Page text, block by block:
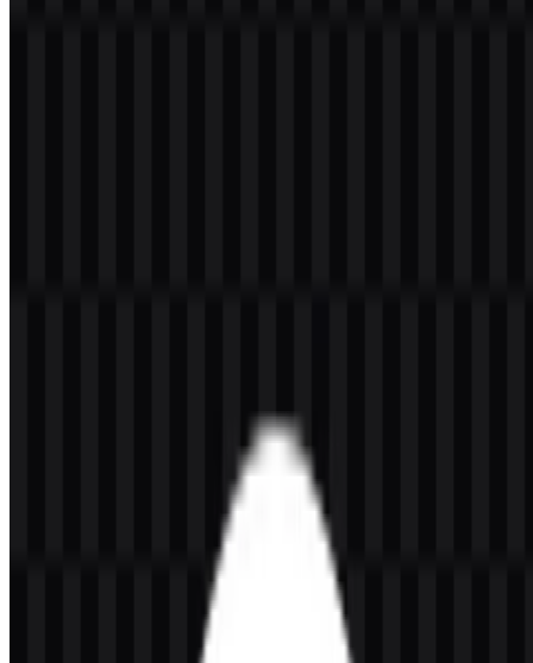
Jika Anda mengalami masalah saat mengunduh logo
OpenLiteSpeed atau jika file yang ditampilkan tidak akurat, Anda
.
Varian aset yang tersedia mencakup SVG ikon berwarna, SVG logo
berwarna, PNG logo putih, PNG logo hitam, PNG ikon putih, dan
PNG ikon hitam. Opsi ini memudahkan Anda menempatkan aset
OpenLiteSpeed SVG atau PNG di latar terang maupun gelap sambil
menjaga identitas visual tetap konsisten.